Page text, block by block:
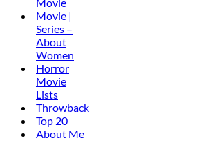
Movie |
Series –
About
Women
Horror
Movie
Lists
Throwback
Top 20
About Me